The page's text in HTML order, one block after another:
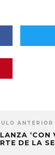
ANTERIOR
‘CON
DE LA